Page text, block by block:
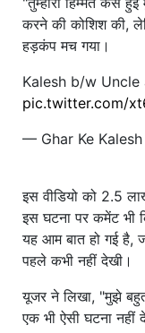
करने की कोशिश की,
हड़कंप मच गया।
Kalesh b/w
pic.twitter.com/
— Ghar Ke
इस वीडियो को 2.5
इस घटना पर कमेंट भी
यह आम बात हो गई है,
पहले कभी नहीं देखी।
यूजर ने लिखा, "मुझे
एक भी ऐसी घटना नहीं